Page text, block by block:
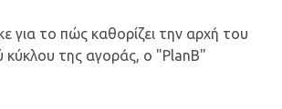
για το πώς καθορίζει την αρχή του
κύκλου της αγοράς, ο "PlanB"